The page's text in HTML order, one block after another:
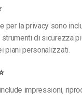
per la privacy sono
strumenti di sicurezza
piani personalizzati.
impressioni,